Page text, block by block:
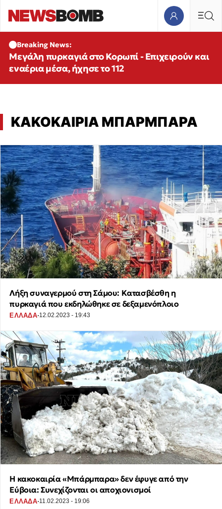
Breaking News:
Μεγάλη πυρκαγιά στο Κορωπί - Επιχειρούν και
εναέρια μέσα, ήχησε το 112
ΚΑΚΟΚΑΙΡΙΑ ΜΠΑΡΜΠΑΡΑ
Λήξη συναγερμού στη Σάμου: Κατασβέσθη η
πυρκαγιά που εκδηλώθηκε σε δεξαμενόπλοιο
ΕΛΛΑΔΑ·12.02.2023 - 19:43
Η κακοκαιρία «Μπάρμπαρα» δεν έφυγε από την
Εύβοια: Συνεχίζονται οι αποχιονισμοί
ΕΛΛΑΔΑ·11.02.2023 - 19:06